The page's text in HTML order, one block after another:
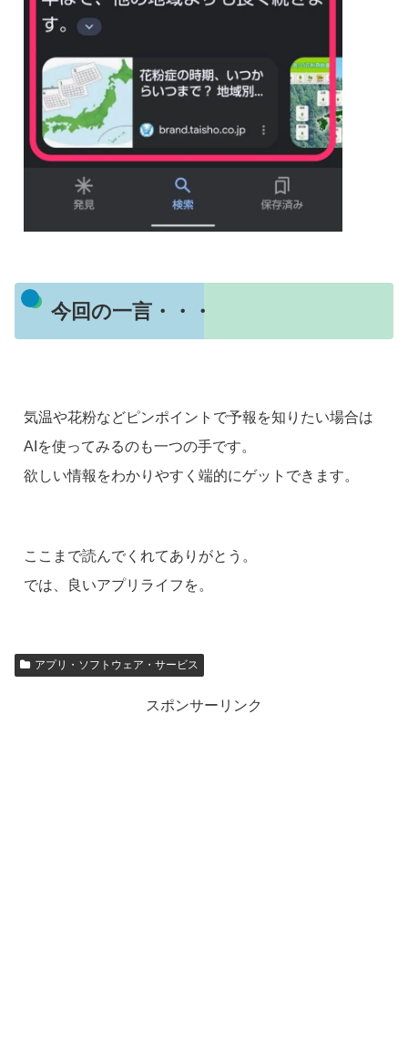
今回の一言・・・
気温や花粉などピンポイントで予報を知りたい場合は
AIを使ってみるのも一つの手です。
欲しい情報をわかりやすく端的にゲットできます。
ここまで読んでくれてありがとう。
では、良いアプリライフを。
アプリ・ソフトウェア・サービス
スポンサーリンク